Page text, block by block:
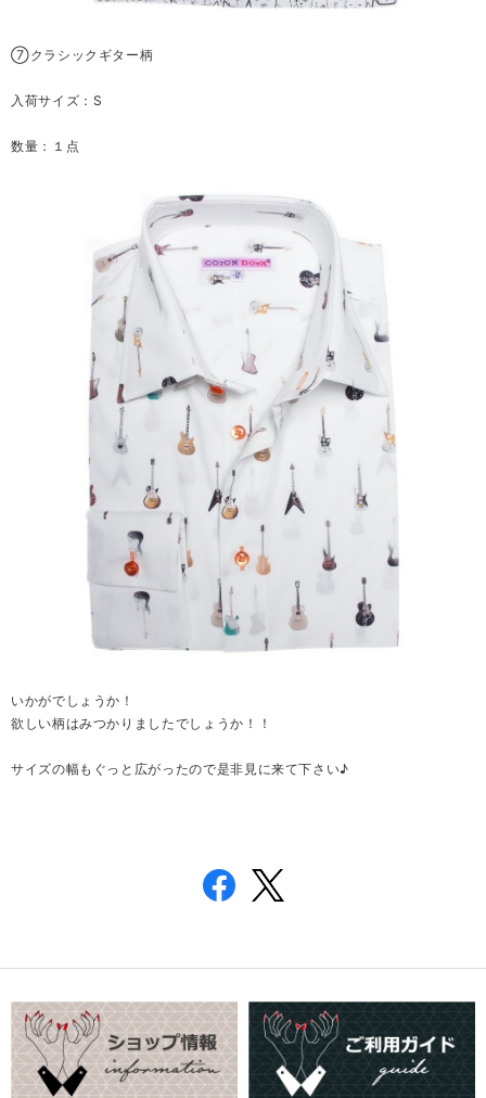
⑦クラシックギター柄
入荷サイズ：S
数量：１点
いかがでしょうか！
欲しい柄はみつかりましたでしょうか！！
サイズの幅もぐっと広がったので是非見に来て下さい♪